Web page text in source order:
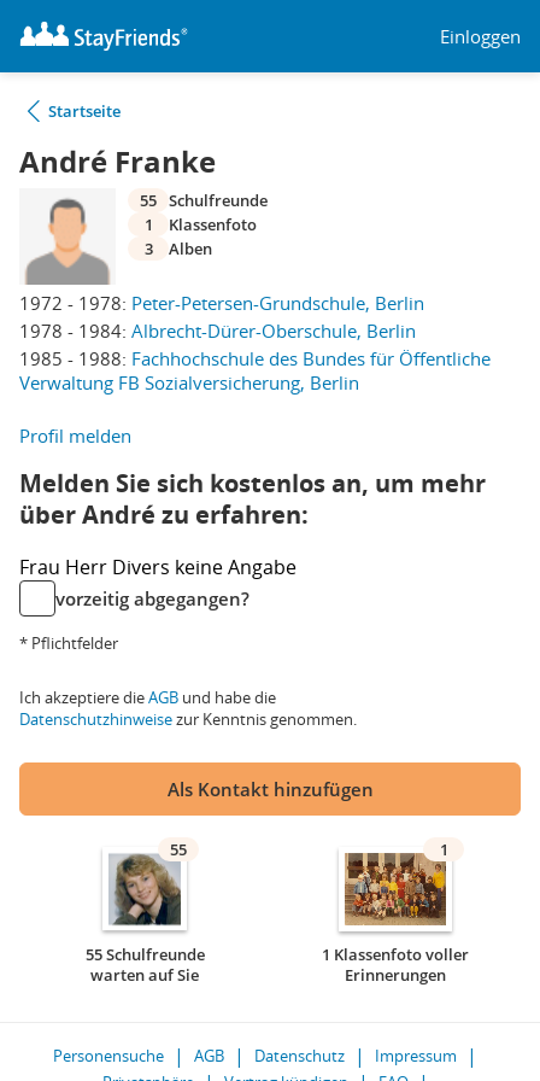
Einloggen
Startseite
André Franke
1972 - 1978: Peter-Petersen-Grundschule, Berlin
1978 - 1984: Albrecht-Dürer-Oberschule, Berlin
1985 - 1988: Fachhochschule des Bundes für Öffentliche
Verwaltung FB Sozialversicherung, Berlin
55 Schulfreunde
1
Klassenfoto
3
Alben
Profil melden
Melden Sie sich kostenlos an, um mehr
über André zu erfahren:
Frau Herr Divers keine Angabe
vorzeitig abgegangen?
* Pflichtfelder
Ich akzeptiere dieAGB und habe die
Datenschutzhinweisezur Kenntnis genommen.
Als Kontakt hinzufügen
55
55 Schulfreunde
warten auf Sie
1
1 Klassenfoto voller
Erinnerungen
Personensuche AGB Datenschutz
Impressum